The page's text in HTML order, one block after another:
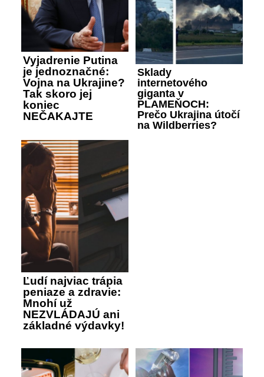
Vyjadrenie Putina
je jednoznačné:
Vojna na Ukrajine?
Tak skoro jej
koniec
NEČAKAJTE
Sklady
internetového
giganta v
PLAMEŇOCH:
Prečo Ukrajina útočí
na Wildberries?
Ľudí najviac trápia
peniaze a zdravie:
Mnohí už
NEZVLÁDAJÚ ani
základné výdavky!